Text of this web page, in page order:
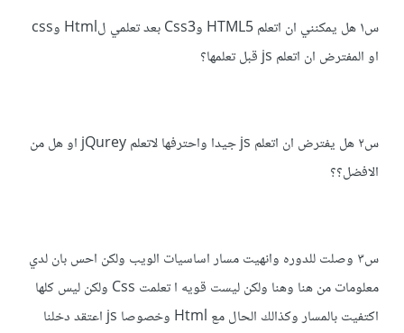
س١ هل يمكنني ان اتعلم HTML5 وCss3 بعد تعلمي لHtml وcss
او المفترض ان اتعلم js قبل تعلمها؟
س٢ هل يفترض ان اتعلم js جيدا واحترفها لاتعلم jQurey او هل من
الافضل؟؟
س٣ وصلت للدوره وانهيت مسار اساسيات الويب ولكن احس بان لدي
معلومات من هنا وهنا ولكن ليست قويه ا تعلمت Css ولكن ليس كلها
اكتفيت بالمسار وكذالك الحال مع Html وخصوصا js اعتقد دخلنا